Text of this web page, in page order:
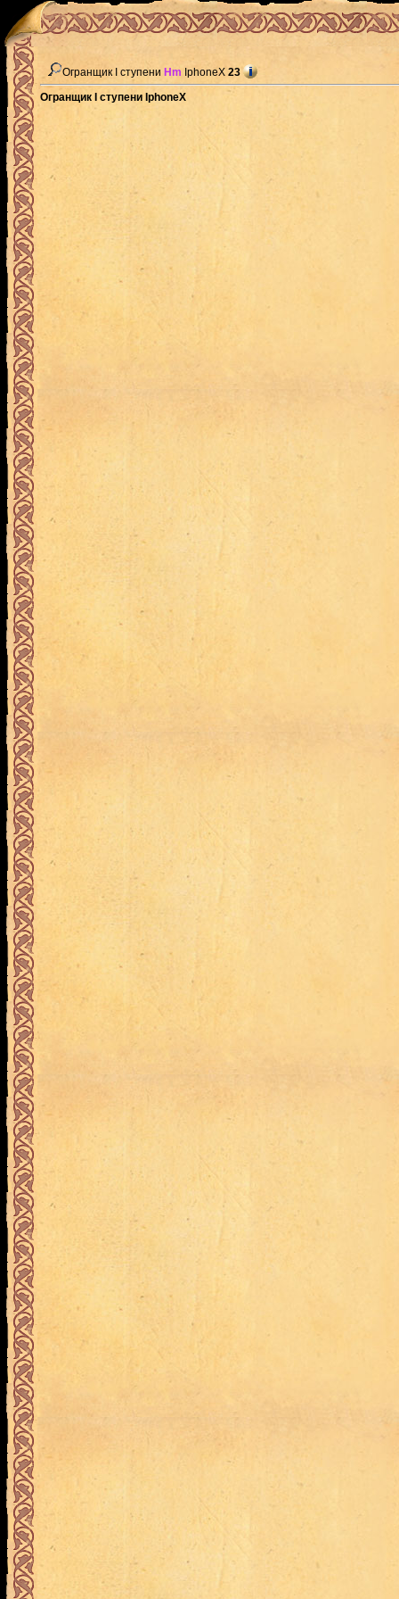
Огранщик I ступени Hm IphoneX 23
Огранщик I ступени IphoneX